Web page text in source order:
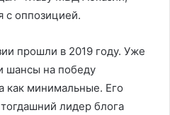
с оппозицией.
прошли в 2019 году. Уже
шансы на победу
как минимальные. Его
лидер блога